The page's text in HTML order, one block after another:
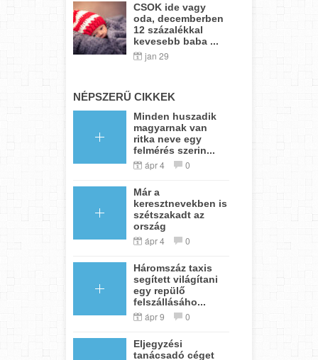
CSOK ide vagy
oda, decemberben
12 százalékkal
kevesebb baba ...
jan 29
NÉPSZERŰ CIKKEK
Minden huszadik
magyarnak van
ritka neve egy
felmérés szerin...
ápr 4 0
Már a
keresztnevekben is
szétszakadt az
ország
ápr 4 0
Háromszáz taxis
segített világítani
egy repülő
felszállásáho...
ápr 9 0
Eljegyzési
tanácsadó céget